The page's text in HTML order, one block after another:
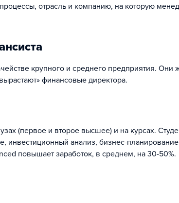
отрасль и компанию, на которую
крупного и среднего предприятия. Они
финансовые директора.
(первое и второе высшее) и на курсах.
инвестиционный анализ, бизнес-
повышает заработок, в среднем, на 30-50%.